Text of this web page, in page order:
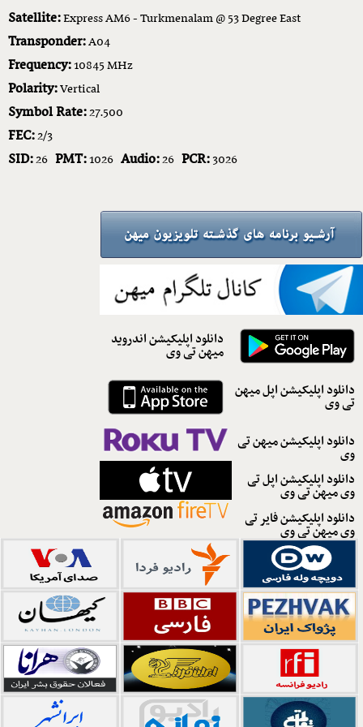
Satellite:Express AM6 - Turkmenalam @ 53 Degree East
Transponder:A04
Frequency:10845 MHz
Polarity:Vertical
Symbol Rate:27.500
FEC:2/3
SID:26 PMT:1026 Audio:26 PCR:3026
دانلود اپلیکیشن اندروید
میهن تی وی
دانلود اپلیکیشن اپل میهن
تی وی
دانلود اپلیکیشن میهن تی
وی
دانلود اپلیکیشن اپل تی
وی میهن تی وی
دانلود اپلیکیشن فایر تی
وی میهن تی وی